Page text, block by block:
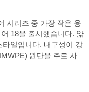
시리즈 중 가장 작은 용
18을 출시했습니다. 얇
. 내구성이 강
원단을 주로 사